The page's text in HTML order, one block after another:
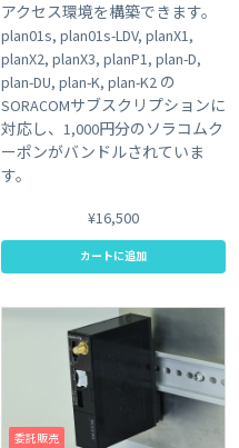
アクセス環境を構築できます。
plan01s, plan01s-LDV, planX1,
planX2, planX3, planP1, plan-D,
plan-DU, plan-K, plan-K2 の
SORACOMサブスクリプションに
対応し、1,000円分のソラコムク
ーポンがバンドルされていま
す。
¥16,500
カートに追加
委託販売